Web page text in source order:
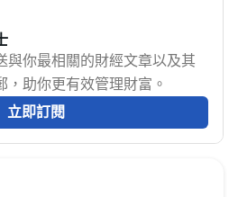
與你最相關的財經文章以及其
助你更有效管理財富。
立即訂閱